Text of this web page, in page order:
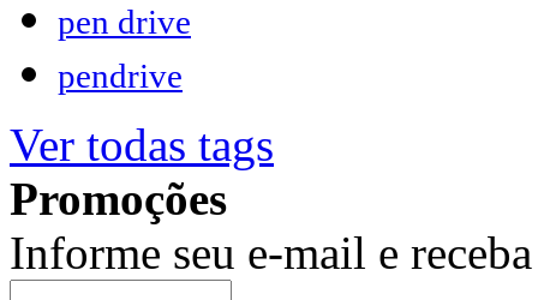
pen drive
pendrive
Ver todas tags
Promoções
Informe seu e-mail e